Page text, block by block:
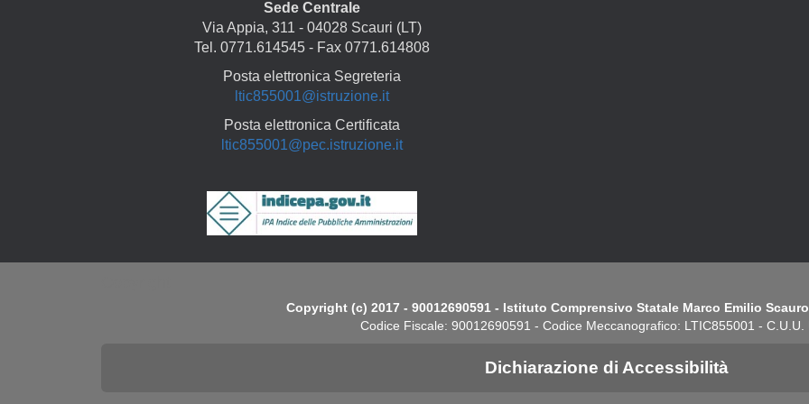
Sede Centrale
Via Appia, 311 - 04028 Scauri (LT)
Tel. 0771.614545 - Fax 0771.614808
Posta elettronica Segreteria
ltic855001@istruzione.it
Posta elettronica Certificata
ltic855001@pec.istruzione.it
Copyright (c) 2017 - 90012690591 - Istituto Comprensivo Statale Marco Emilio
Codice Fiscale: 90012690591 - Codice Meccanografico: LTIC855001 - C.U.U.
Dichiarazione di Accessibilità